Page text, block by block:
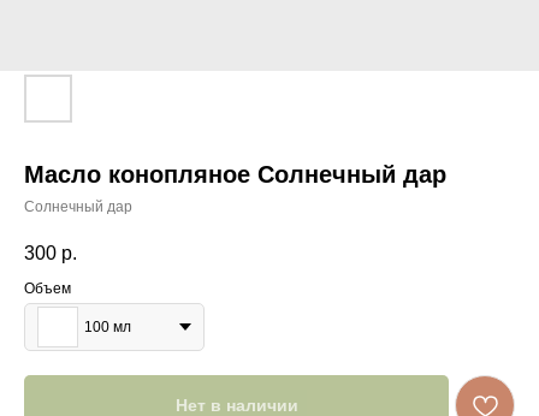
Масло конопляное Солнечный дар
Солнечный дар
300 р.
Объем
100 мл
Нет в наличии